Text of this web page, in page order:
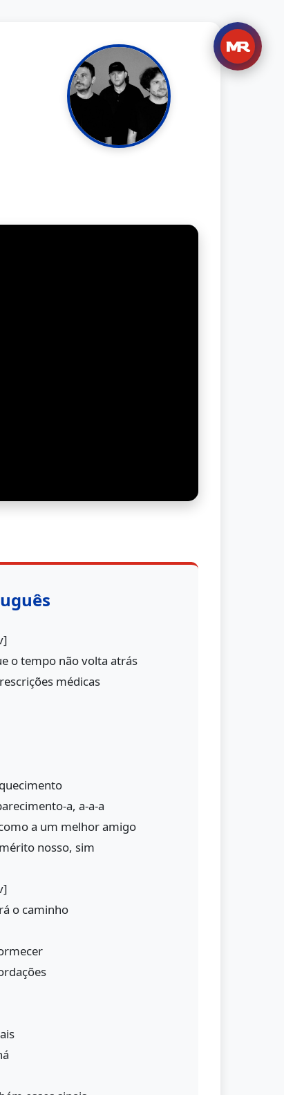
o tempo não volta atrás
médicas
a, a-a-a
a um melhor amigo
nosso, sim
o caminho